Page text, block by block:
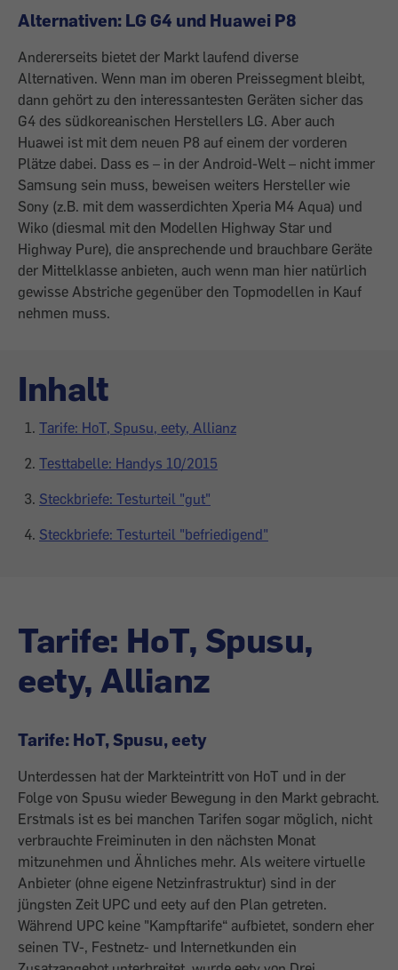
Alternativen: LG G4 und Huawei P8
Andererseits bietet der Markt laufend diverse
Alternativen. Wenn man im oberen Preissegment bleibt,
dann gehört zu den interessantesten Geräten sicher das
G4 des südkoreanischen Herstellers LG. Aber auch
Huawei ist mit dem neuen P8 auf einem der vorderen
Plätze dabei. Dass es – in der Android-Welt – nicht immer
Samsung sein muss, beweisen weiters Hersteller wie
Sony (z.B. mit dem wasserdichten Xperia M4 Aqua) und
Wiko (diesmal mit den Modellen Highway Star und
Highway Pure), die ansprechende und brauchbare Geräte
der Mittelklasse anbieten, auch wenn man hier natürlich
gewisse Abstriche gegenüber den Topmodellen in Kauf
nehmen muss.
Inhalt
Tarife: HoT, Spusu, eety, Allianz
Testtabelle: Handys 10/2015
Steckbriefe: Testurteil "gut"
Steckbriefe: Testurteil "befriedigend"
Tarife: HoT, Spusu,
eety, Allianz
Tarife: HoT, Spusu, eety
Unterdessen hat der Markteintritt von HoT und in der
Folge von Spusu wieder Bewegung in den Markt gebracht.
Erstmals ist es bei manchen Tarifen sogar möglich, nicht
verbrauchte Freiminuten in den nächsten Monat
mitzunehmen und Ähnliches mehr. Als weitere virtuelle
Anbieter (ohne eigene Netzinfrastruktur) sind in der
jüngsten Zeit UPC und eety auf den Plan getreten.
Während UPC keine "Kampftarife“ aufbietet, sondern eher
seinen TV-, Festnetz- und Internetkunden ein